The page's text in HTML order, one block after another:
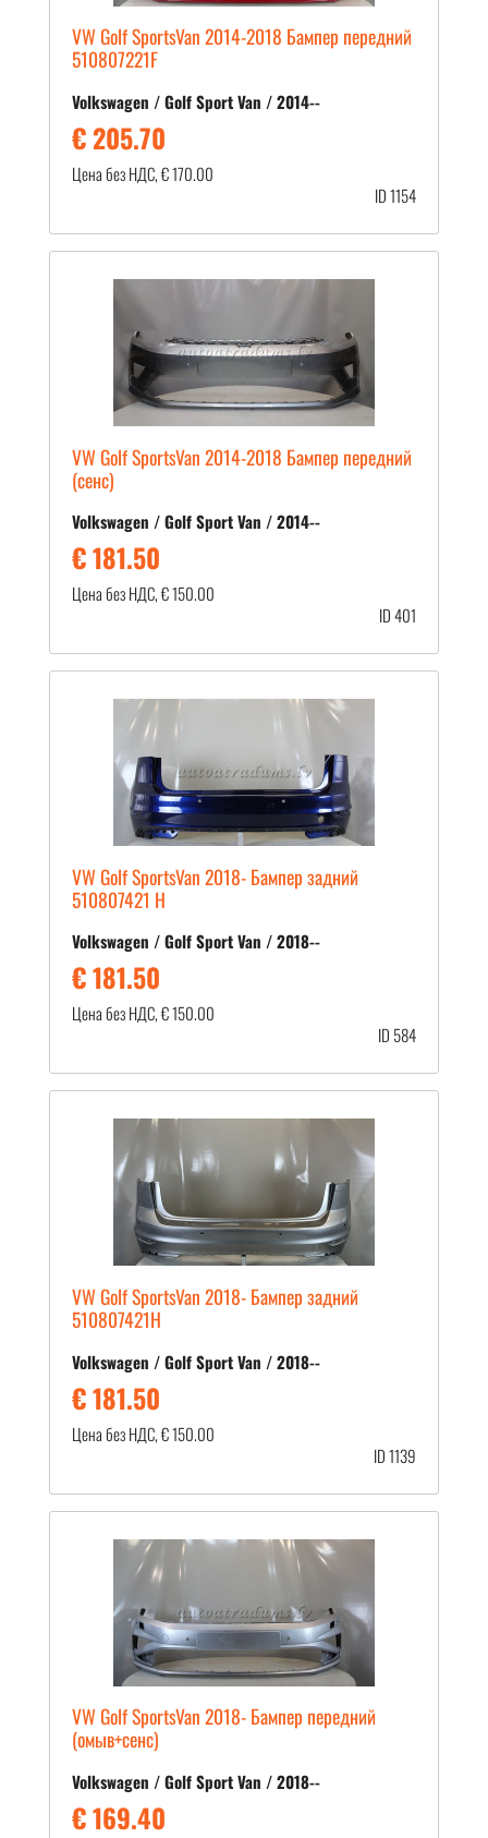
VW Golf SportsVan 2014-2018 Бампер передний
510807221F
Volkswagen / Golf Sport Van / 2014--
€ 205.70
Цена без НДС, € 170.00
ID 1154
VW Golf SportsVan 2014-2018 Бампер передний
(сенс)
Volkswagen / Golf Sport Van / 2014--
€ 181.50
Цена без НДС, € 150.00
ID 401
VW Golf SportsVan 2018- Бампер задний
510807421 H
Volkswagen / Golf Sport Van / 2018--
€ 181.50
Цена без НДС, € 150.00
ID 584
VW Golf SportsVan 2018- Бампер задний
510807421H
Volkswagen / Golf Sport Van / 2018--
€ 181.50
Цена без НДС, € 150.00
ID 1139
VW Golf SportsVan 2018- Бампер передний
(омыв+сенс)
Volkswagen / Golf Sport Van / 2018--
€ 169.40